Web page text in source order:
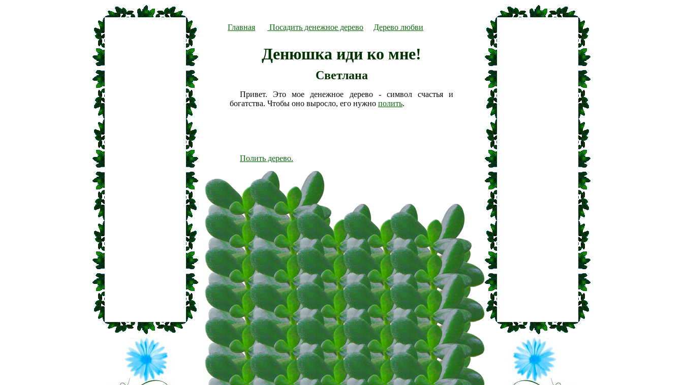
Главная Посадить денежное дерево Дерево любви
Денюшка иди ко мне!
Светлана
Привет. Это мое денежное дерево - символ счастья и
богатства. Чтобы оно выросло, его нужно полить.
Полить дерево.